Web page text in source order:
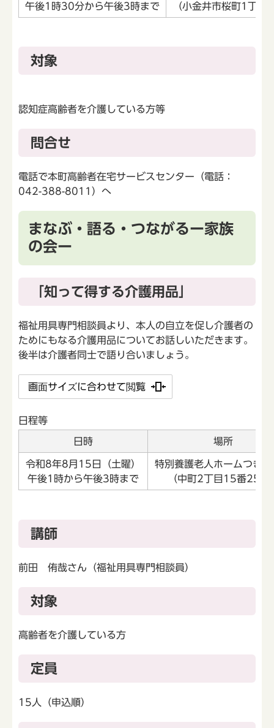
午後1時30分から午後3時まで
（小金井市桜町1丁目
対象
認知症高齢者を介護している方等
問合せ
電話で本町高齢者在宅サービスセンター（電話：
042-388-8011）へ
まなぶ・語る・つながるー家族
の会ー
「知って得する介護用品」
福祉用具専門相談員より、本人の自立を促し介護者の
ためにもなる介護用品についてお話しいただきます。
後半は介護者同士で語り合いましょう。
画面サイズに合わせて閲覧
日程等
日時 場所
令和8年8月15日（土曜）
午後1時から午後3時まで
特別養護老人ホームつきみ
（中町2丁目15番25号
講師
前田 侑哉さん（福祉用具専門相談員）
対象
高齢者を介護している方
定員
15人（申込順）